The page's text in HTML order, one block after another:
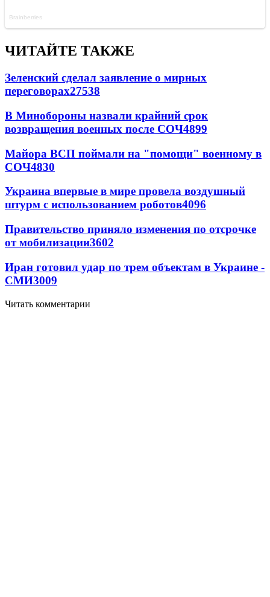
ЧИТАЙТЕ ТАКЖЕ
Зеленский сделал заявление о мирных
переговорах27538
В Минобороны назвали крайний срок
возвращения военных после СОЧ4899
Майора ВСП поймали на "помощи" военному в
СОЧ4830
Украина впервые в мире провела воздушный
штурм с использованием роботов4096
Правительство приняло изменения по отсрочке
от мобилизации3602
Иран готовил удар по трем объектам в Украине -
СМИ3009
Читать комментарии